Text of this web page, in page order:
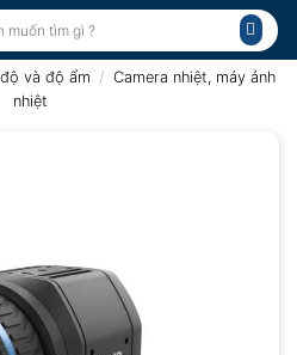
và độ ẩm / Camera nhiệt, máy ảnh
nhiệt